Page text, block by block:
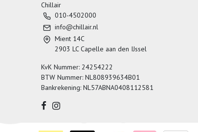
Chillair
010-4502000
info@chillair.nl
Mient 14C
2903 LC Capelle aan den IJssel
KvK Nummer: 24254222
BTW Nummer: NL808939634B01
Bankrekening: NL57ABNA0408112581